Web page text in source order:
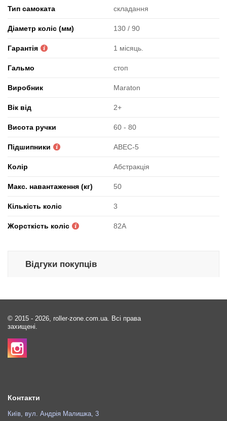
Тип самоката складання
Діаметр коліс (мм) 130 / 90
Гарантія 1 місяць.
Гальмо стоп
Виробник Maraton
Вік від 2+
Висота ручки 60 - 80
Підшипники ABEC-5
Колір Абстракція
Макс. навантаження (кг) 50
Кількість коліс 3
Жорсткість коліс 82А
Відгуки покупців
© 2015 - 2026, roller-zone.com.ua. Всі права
захищені.
Контакти
Київ, вул. Андрія Малишка, 3